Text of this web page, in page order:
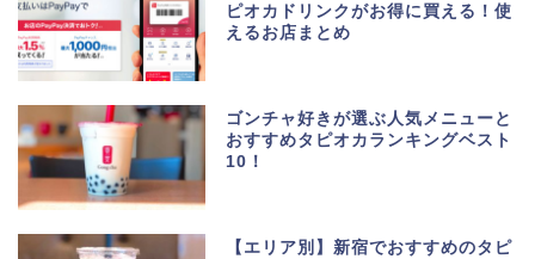
ピオカドリンクがお得に買える！使
えるお店まとめ
ゴンチャ好きが選ぶ人気メニューと
おすすめタピオカランキングベスト
10！
【エリア別】新宿でおすすめのタピ